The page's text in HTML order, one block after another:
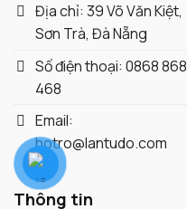
Địa chỉ: 39 Võ Văn Kiệt,
Sơn Trà, Đà Nẵng
Số điện thoại: 0868 868
468
Email:
hotro@lantudo.com
Thông tin